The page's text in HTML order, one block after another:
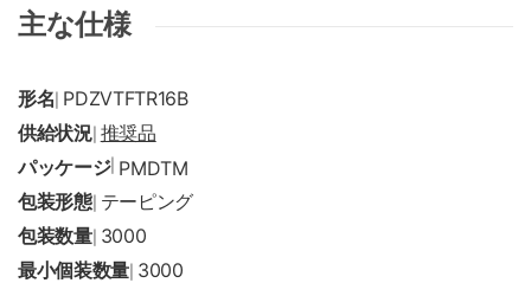
主な仕様
形名 PDZVTFTR16B
供給状況| 推奨品
パッケージ| PMDTM
包装形態| テーピング
包装数量| 3000
最小個装数量 3000